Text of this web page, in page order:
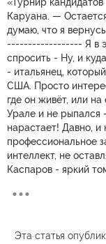
Каруана. —
думаю, что я
------------------ Я в
спросить - Ну, и
- итальянец,
США. Просто
где он живёт, или
Урале и не рыпался
нарастает! Давно, и
профессиональное
интеллект, не
Каспаров - яркий
Эта статья